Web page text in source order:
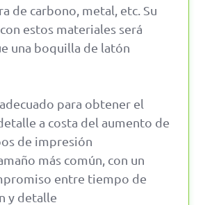
de carbono, metal, etc. Su
estos materiales será
una boquilla de latón
para obtener el
a costa del aumento de
de impresión
más común, con un
entre tiempo de
y detalle